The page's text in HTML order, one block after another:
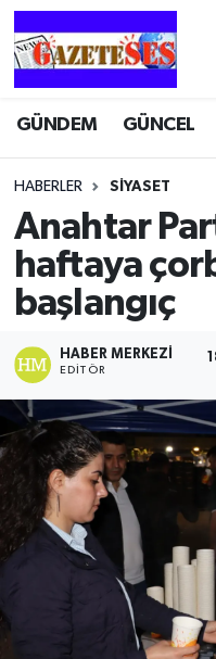
GÜNDEM GÜNCEL
HABERLER SİYASET
Anahtar
haftaya
başlangıç
HABER MERKEZI
EDITÖR